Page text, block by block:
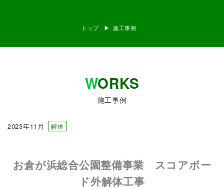
トップ 施工事例
WORKS
施工事例
2023年11月 解体
お倉が浜総合公園整備事業 スコアボー
ド外解体工事